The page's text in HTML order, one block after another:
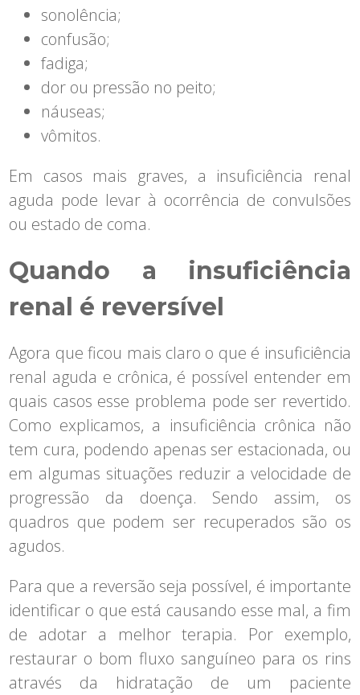
sonolência;
confusão;
fadiga;
dor ou pressão no peito;
náuseas;
vômitos.
Em casos mais graves, a insuficiência renal
aguda pode levar à ocorrência de convulsões
ou estado de coma.
Quando a insuficiência
renal é reversível
Agora que ficou mais claro o que é insuficiência
renal aguda e crônica, é possível entender em
quais casos esse problema pode ser revertido.
Como explicamos, a insuficiência crônica não
tem cura, podendo apenas ser estacionada, ou
em algumas situações reduzir a velocidade de
progressão da doença. Sendo assim, os
quadros que podem ser recuperados são os
agudos.
Para que a reversão seja possível, é importante
identificar o que está causando esse mal, a fim
de adotar a melhor terapia. Por exemplo,
restaurar o bom fluxo sanguíneo para os rins
através da hidratação de um paciente